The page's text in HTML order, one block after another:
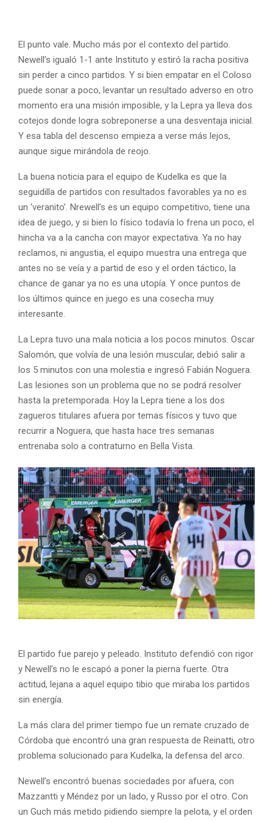
El punto vale. Mucho más por el contexto del partido.
Newell’s igualó 1-1 ante Instituto y estiró la racha positiva
sin perder a cinco partidos. Y si bien empatar en el Coloso
puede sonar a poco, levantar un resultado adverso en otro
momento era una misión imposible, y la Lepra ya lleva dos
cotejos donde logra sobreponerse a una desventaja inicial.
Y esa tabla del descenso empieza a verse más lejos,
aunque sigue mirándola de reojo.
La buena noticia para el equipo de Kudelka es que la
seguidilla de partidos con resultados favorables ya no es
un ‘veranito’. Nrewell’s es un equipo competitivo, tiene una
idea de juego, y si bien lo físico todavía lo frena un poco, el
hincha va a la cancha con mayor expectativa. Ya no hay
reclamos, ni angustia, el equipo muestra una entrega que
antes no se veía y a partid de eso y el orden táctico, la
chance de ganar ya no es una utopía. Y once puntos de
los últimos quince en juego es una cosecha muy
interesante.
La Lepra tuvo una mala noticia a los pocos minutos. Oscar
Salomón, que volvía de una lesión muscular, debió salir a
los 5 minutos con una molestia e ingresó Fabián Noguera.
Las lesiones son un problema que no se podrá resolver
hasta la pretemporada. Hoy la Lepra tiene a los dos
zagueros titulares afuera por temas físicos y tuvo que
recurrir a Noguera, que hasta hace tres semanas
entrenaba solo a contraturno en Bella Vista.
El partido fue parejo y peleado. Instituto defendió con rigor
y Newell’s no le escapó a poner la pierna fuerte. Otra
actitud, lejana a aquel equipo tibio que miraba los partidos
sin energía.
La más clara del primer tiempo fue un remate cruzado de
Córdoba que encontró una gran respuesta de Reinatti, otro
problema solucionado para Kudelka, la defensa del arco.
Newell’s encontró buenas sociedades por afuera, con
Mazzantti y Méndez por un lado, y Russo por el otro. Con
un Guch más metido pidiendo siempre la pelota, y el orden